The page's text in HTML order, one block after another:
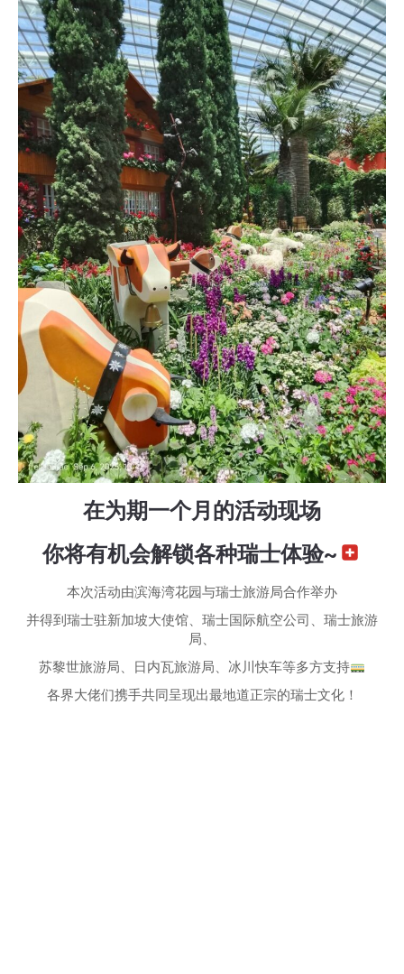
在为期一个月的活动现场
你将有机会解锁各种瑞士体验~
本次活动由滨海湾花园与瑞士旅游局合作举办
并得到瑞士驻新加坡大使馆、瑞士国际航空公司、瑞士旅游
局、
苏黎世旅游局、日内瓦旅游局、冰川快车等多方支持
各界大佬们携手共同呈现出最地道正宗的瑞士文化！